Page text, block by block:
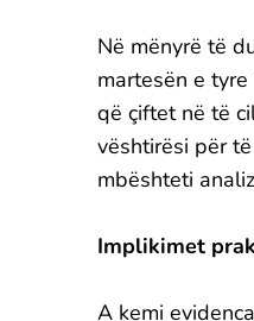
Në mënyrë të
martesën e
që çiftet në të
vështirësi për
mbështeti
Implikimet
A kemi